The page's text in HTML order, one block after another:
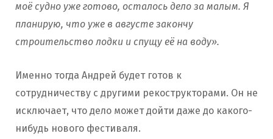
моё судно уже готово, осталось дело за малым. Я
планирую, что уже в августе закончу
строительство лодки и спущу её на воду».
Именно тогда Андрей будет готов к
сотрудничеству с другими рекострукторами. Он не
исключает, что дело может дойти даже до какого-
нибудь нового фестиваля.